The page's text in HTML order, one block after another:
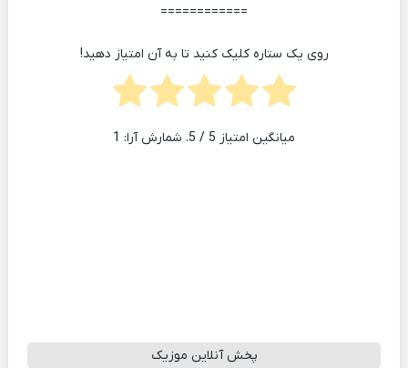
============
روی یک ستاره کلیک کنید تا به آن امتیاز دهید!
میانگین امتیاز 5 / 5. شمارش آرا: 1
پخش آنلاین موزیک